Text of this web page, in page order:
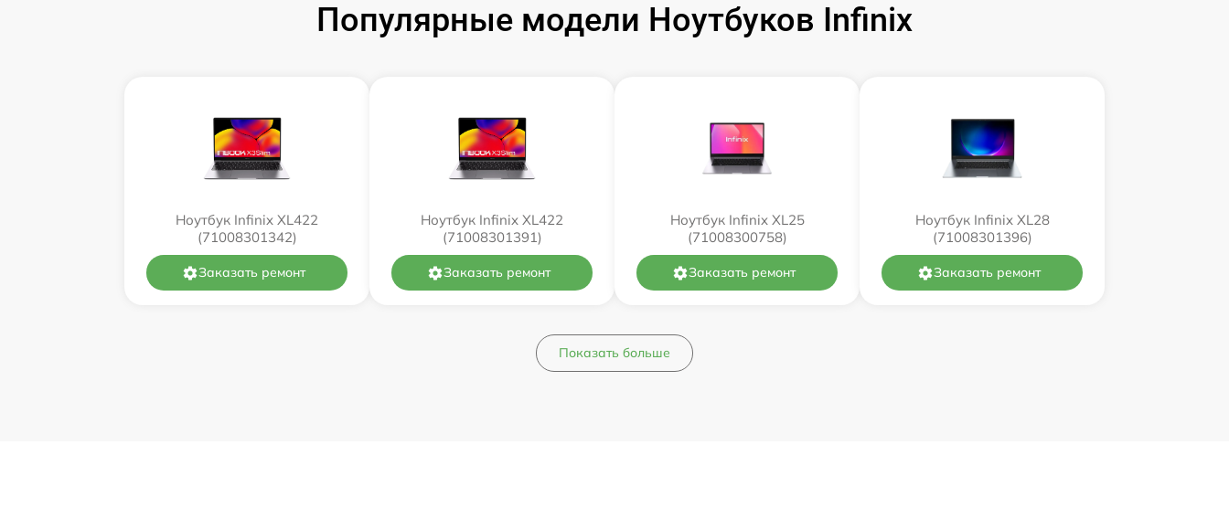
Популярные модели Ноутбуков Infinix
Ноутбук Infinix XL422
(71008301342)
Заказать ремонт
Ноутбук Infinix XL422
(71008301391)
Заказать ремонт
Ноутбук Infinix XL25
(71008300758)
Заказать ремонт
Ноутбук Infinix XL28
(71008301396)
Заказать ремонт
Показать больше